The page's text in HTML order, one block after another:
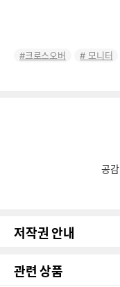
크로스오버 모니터
공감
저작권 안내
관련 상품